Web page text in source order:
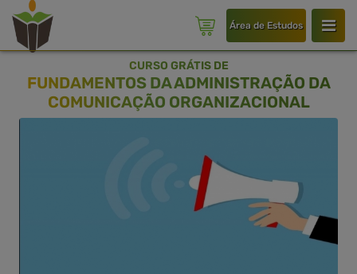
Área de Estudos
CURSO GRÁTIS DE
FUNDAMENTOS DA ADMINISTRAÇÃO DA
COMUNICAÇÃO ORGANIZACIONAL